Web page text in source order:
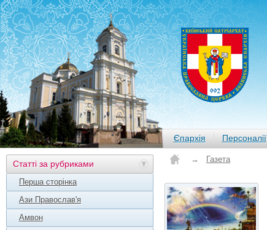
Єпархія Персоналії
Статті за рубриками
Перша сторінка
Ази Православ'я
Амвон
→ Газета